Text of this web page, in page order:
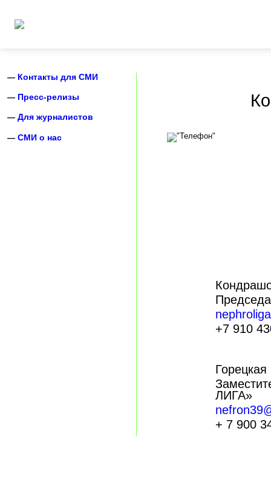
Контакты для СМИ
Пресс-релизы
Для журналистов
СМИ о нас
+7 910
ЛИГА»
+ 7 900